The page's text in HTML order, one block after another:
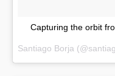
Capturing the orbit
Santiago Borja